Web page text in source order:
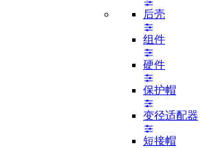
后壳
组件
硬件
保护帽
变径适配器
短接帽